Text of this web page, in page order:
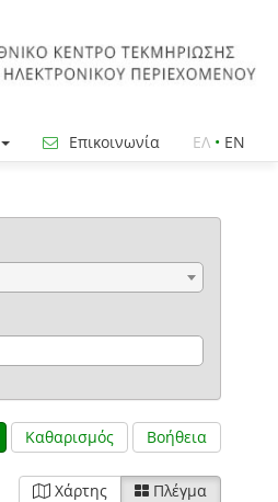
Επικοινωνία ΕΛ • EN
Καθαρισμός Βοήθεια
Χάρτης Πλέγμα